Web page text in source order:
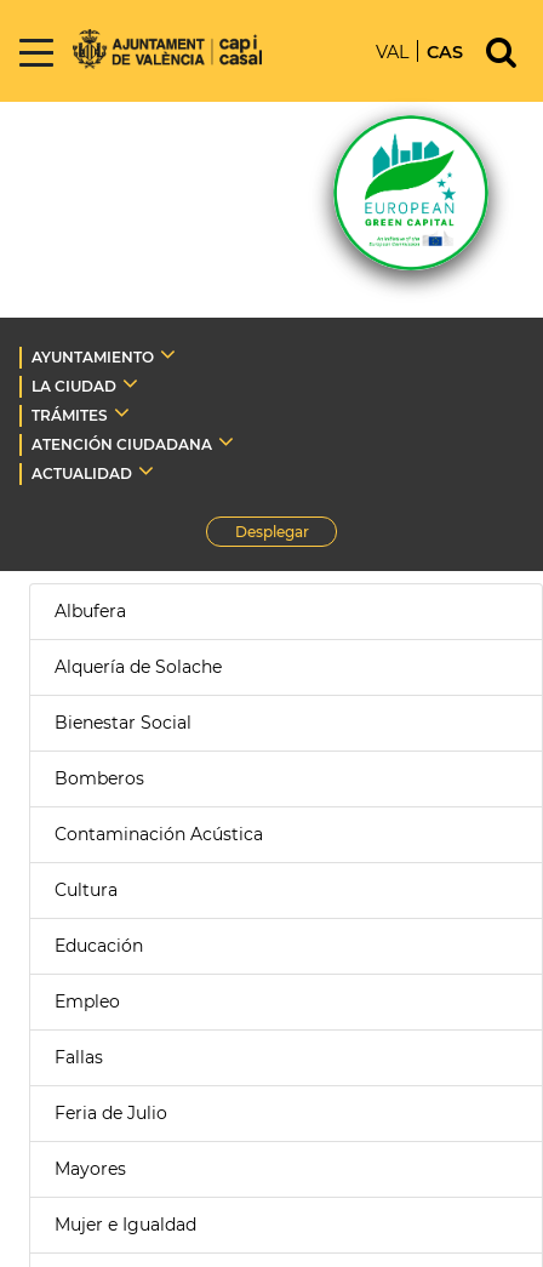
VAL CAS
AYUNTAMIENTO
LA CIUDAD
TRÁMITES
ATENCIÓN CIUDADANA
ACTUALIDAD
Desplegar
Albufera
Alquería de Solache
Bienestar Social
Bomberos
Contaminación Acústica
Cultura
Educación
Empleo
Fallas
Feria de Julio
Mayores
Mujer e Igualdad